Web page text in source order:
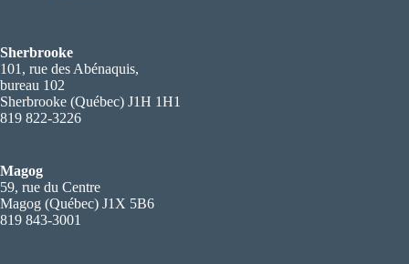
Sherbrooke
101, rue des Abénaquis,
bureau 102
Sherbrooke (Québec) J1H 1H1
819 822-3226
Magog
59, rue du Centre
Magog (Québec) J1X 5B6
819 843-3001